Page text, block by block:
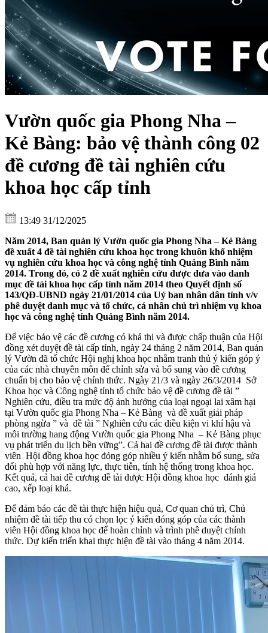
Vườn quốc gia Phong Nha –
Kẻ Bàng: bảo vệ thành công 02
đề cương đề tài nghiên cứu
khoa học cấp tỉnh
13:49 31/12/2025
Năm 2014, Ban quản lý Vườn quốc gia Phong Nha – Kẻ Bàng
đề xuất 4 đề tài nghiên cứu khoa học trong khuôn khổ nhiệm
vụ nghiên cứu khoa học và công nghệ tỉnh Quảng Bình năm
2014. Trong đó, có 2 đề xuất nghiên cứu được đưa vào danh
mục đề tài khoa học cấp tỉnh năm 2014 theo Quyết định số
143/QĐ-UBND ngày 21/01/2014 của Uỷ ban nhân dân tỉnh v/v
phê duyệt danh mục và tổ chức, cá nhân chủ trì nhiệm vụ khoa
học và công nghệ tỉnh Quảng Bình năm 2014.
Để việc bảo vệ các đề cương có khả thi và được chấp thuận của Hội
đồng xét duyệt đề tài cấp tỉnh, ngày 24 tháng 2 năm 2014, Ban quản
lý Vườn đã tổ chức Hội nghị khoa học nhằm tranh thủ ý kiến góp ý
của các nhà chuyên môn để chỉnh sửa và bổ sung vào đề cương
chuẩn bị cho bảo vệ chính thức. Ngày 21/3 và ngày 26/3/2014 Sở
Khoa học và Công nghệ tỉnh tổ chức bảo vệ đề cương đề tài ”
Nghiên cứu, điều tra mức độ ảnh hưởng của loại ngoại lai xâm hại
tại Vườn quốc gia Phong Nha – Kẻ Bàng và đề xuất giải pháp
phòng ngừa ” và đề tài ” Nghiên cứu các điều kiện vi khí hậu và
môi trường hang động Vườn quốc gia Phong Nha – Kẻ Bàng phục
vụ phát triển du lịch bền vững”. Cả hai đề cương đề tài được thành
viên Hội đồng khoa học đóng góp nhiều ý kiến nhằm bổ sung, sửa
đổi phù hợp với năng lực, thực tiễn, tính hệ thống trong khoa học.
Kết quả, cả hai đề cương đề tài được Hội đồng khoa học đánh giá
cao, xếp loại khá.
Để đảm báo các đề tài thực hiện hiệu quả, Cơ quan chủ trì, Chủ
nhiệm đề tài tiếp thu có chọn lọc ý kiến đóng góp của các thành
viên Hội đồng khoa học để hoàn chỉnh và trình phê duyệt chính
thức. Dự kiến triển khai thực hiện đề tài vào tháng 4 năm 2014.